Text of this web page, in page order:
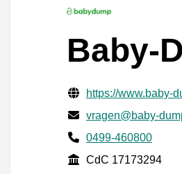
Baby-
Informazioni di contatto
Website URL
https://www.baby-
Mail
vragen@baby-
Phone number
0499-460800
CdC
CdC 17173294